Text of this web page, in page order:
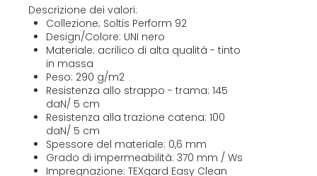
Descrizione dei valori:
Collezione; Soltis Perform 92
Design/Colore: UNI nero
Materiale: acrilico di alta qualità - tinto
in massa
Peso: 290 g/m2
Resistenza allo strappo - trama: 145
daN/ 5 cm
Resistenza alla trazione catena: 100
daN/ 5 cm
Spessore del materiale: 0,6 mm
Grado di impermeabilità: 370 mm / Ws
Impregnazione: TEXgard Easy Clean